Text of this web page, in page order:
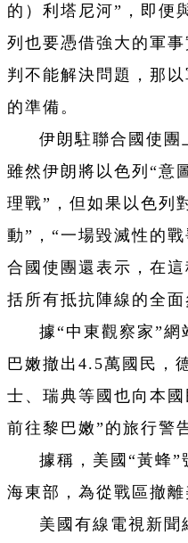
的）利塔尼河”，即便
列也要憑借強大的軍
判不能解決問題，那
的準備。
伊朗駐聯合國使團
雖然伊朗將以色列“意
理戰”，但如果以色列
動”，“一場毀滅性的
合國使團還表示，在
括所有抵抗陣線的全
據“中東觀察家”
巴嫩撤出4.5萬國民，
士、瑞典等國也向本
前往黎巴嫩”的旅行警
據稱，美國“黃蜂”
海東部，為從戰區撤離
美國有線電視新聞